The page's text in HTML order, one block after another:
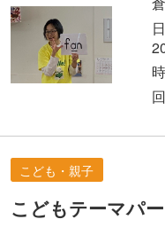
こども・親子
こどもテーマパ